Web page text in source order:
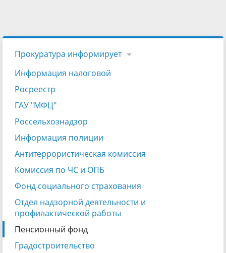
Прокуратура информирует
Информация налоговой
Росреестр
ГАУ "МФЦ"
Россельхознадзор
Информация полиции
Антитеррористическая комиссия
Комиссия по ЧС и ОПБ
Фонд социального страхования
Отдел надзорной деятельности и
профилактической работы
Пенсионный фонд
Градостроительство